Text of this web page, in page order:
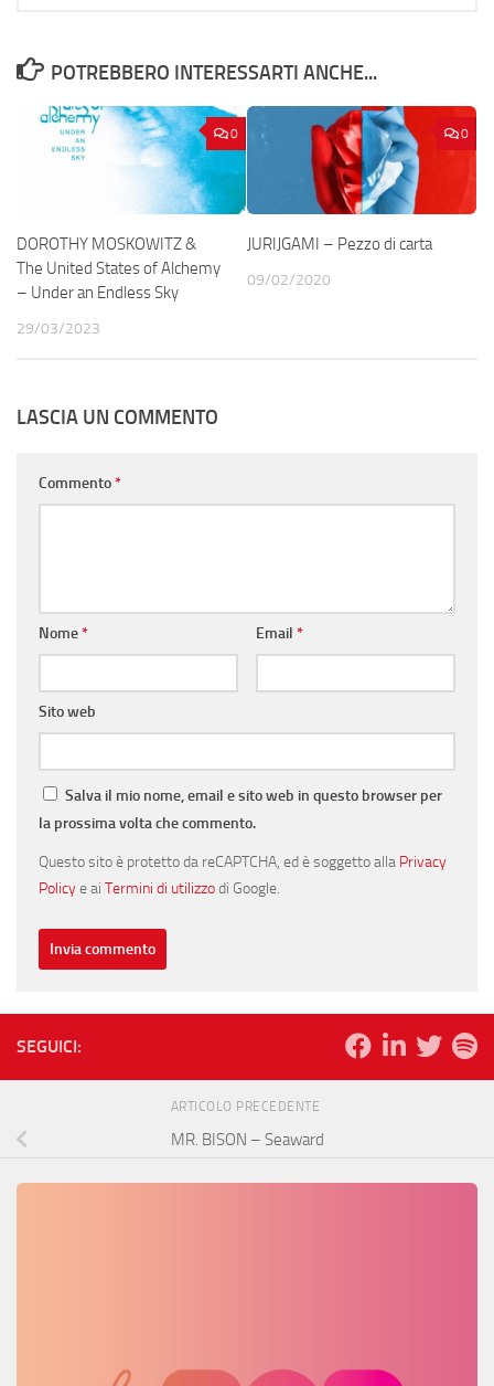
POTREBBERO INTERESSARTI ANCHE...
0
DOROTHY MOSKOWITZ &
The United States of Alchemy
– Under an Endless Sky
29/03/2023
0
JURIJGAMI – Pezzo di carta
09/02/2020
LASCIA UN COMMENTO
Commento*
Nome* Email *
Sito web
Salva il mio nome, email e sito web in questo browser per
la prossima volta che commento.
Questo sito è protetto da reCAPTCHA, ed è soggetto alla Privacy
Policye ai Termini di utilizzodi Google.
SEGUICI:
ARTICOLO PRECEDENTE
MR. BISON – Seaward